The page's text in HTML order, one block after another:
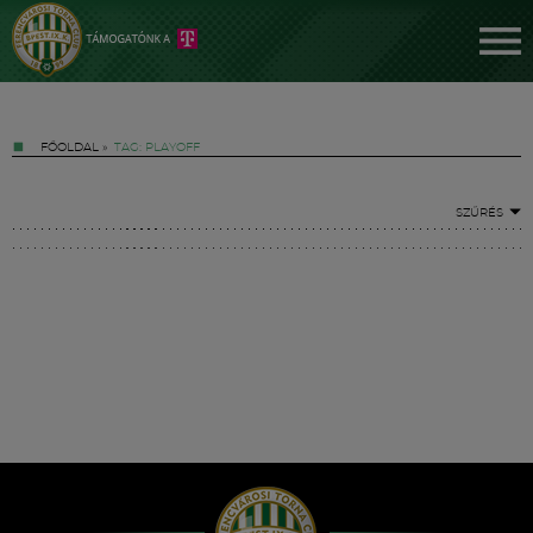
FŐOLDAL » TAG: PLAYOFF
SZŰRÉS
Hírek